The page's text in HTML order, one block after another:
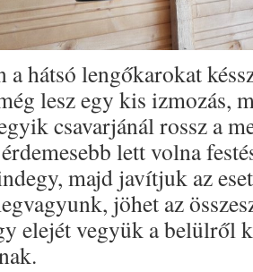
a hátsó lengőkarokat
lesz egy kis izmozás,
csavarjánál rossz a
lett volna
majd javítjuk az
jöhet az
elejét vegyük a belülről